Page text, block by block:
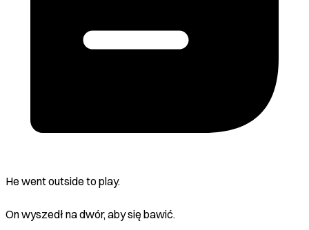
He went outside to play.
On wyszedł na dwór, aby się bawić.